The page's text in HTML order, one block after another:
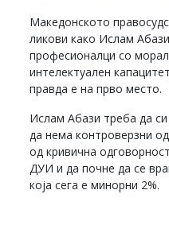
Македонското
ликови како Ислам
професионалци со
интелектуален
правда е на прво место.
Ислам Абази треба да
да нема контроверзни
од кривична
ДУИ и да почне да се
која сега е минорни 2%.